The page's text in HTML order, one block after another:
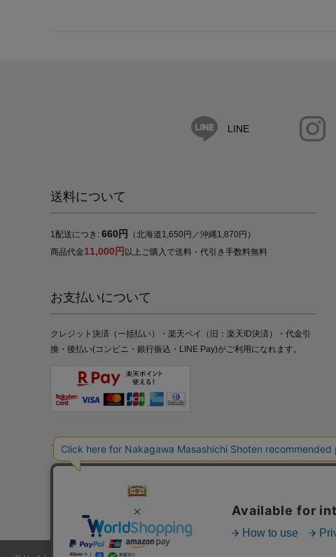
LINE
送料について
1配送につき: 660円
（北海道1,650円／沖縄1,870円）
商品代金11,000円 以上ご購入で送料・代引き手数料無料
お支払いについて
クレジット決済（一括払い）・楽天ペイ（旧：楽天ID決済）・代金引
換・後払い(コンビニ・銀行振込・LINE Pay)がご利用になれます。
プライバシーポリシー